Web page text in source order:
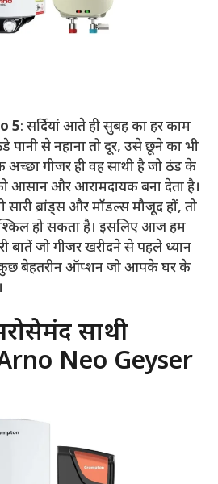
5: सर्दियां आते ही सुबह का हर काम
पानी से नहाना तो दूर, उसे छूने का भी
गीजर ही वह साथी है जो ठंड के
आसान और आरामदायक बना देता है।
ब्रांड्स और मॉडल्स मौजूद हों, तो
हो सकता है। इसलिए आज हम
जो गीजर खरीदने से पहले ध्यान
कुछ बेहतरीन ऑप्शन जो आपके घर के
साथी
Neo Geyser